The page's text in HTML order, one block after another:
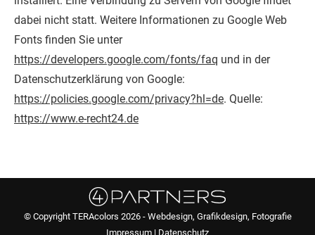
dabei nicht statt. Weitere Informationen zu Google Web
Fonts finden Sie unter
https://developers.google.com/fonts/faq und in der
Datenschutzerklärung von Google:
https://policies.google.com/privacy?hl=de. Quelle:
https://www.e-recht24.de
© Copyright TERAcolors 2026 - Webdesign, Grafikdesign, Fotografie
Impressum | Datenschutz